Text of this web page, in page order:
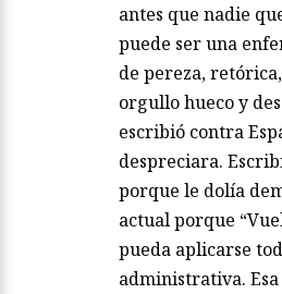
antes que nadie
puede ser una
de pereza,
orgullo hueco y
escribió contra
despreciara.
porque le dolía
actual porque
pueda aplicarse
administrativa.